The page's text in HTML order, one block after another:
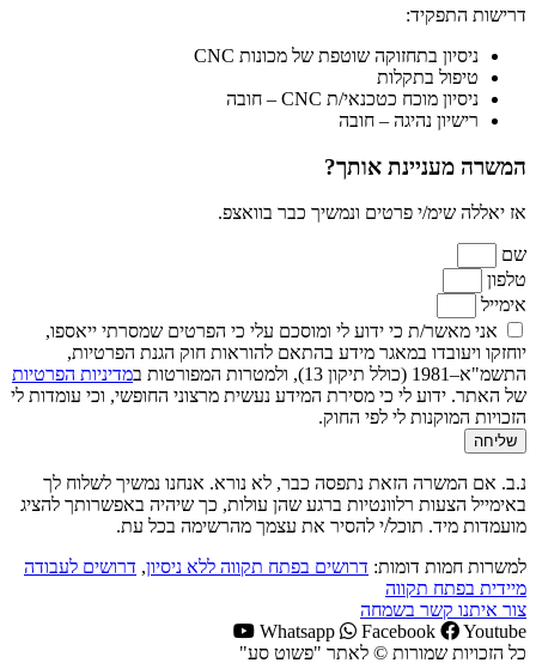
דרישות התפקיד:
ניסיון בתחזוקה שוטפת של מכונות CNC
טיפול בתקלות
ניסיון מוכח כטכנאי/ת CNC – חובה
רישיון נהיגה – חובה
המשרה מעניינת אותך?
אז יאללה שימ/י פרטים ונמשיך כבר בוואצפ.
שם
טלפון
אימייל
אני מאשר/ת כי ידוע לי ומוסכם עלי כי הפרטים שמסרתי ייאספו,
יוחזקו ויעובדו במאגר מידע בהתאם להוראות חוק הגנת הפרטיות,
התשמ"א–1981 (כולל תיקון 13), ולמטרות המפורטות ב
מדיניות הפרטיות
של האתר. ידוע לי כי מסירת המידע נעשית מרצוני החופשי, וכי עומדות לי
הזכויות המוקנות לי לפי החוק.
שליחה
נ.ב. אם המשרה הזאת נתפסה כבר, לא נורא. אנחנו נמשיך לשלוח לך
באימייל הצעות רלוונטיות ברגע שהן עולות, כך שיהיה באפשרותך להציג
מועמדות מיד. תוכל/י להסיר את עצמך מהרשימה בכל עת.
למשרות חמות דומות: דרושים בפתח תקווה ללא ניסיון, דרושים לעבודה
מיידית בפתח תקווה
צור איתנו קשר בשמחה
Whatsapp
Facebook
Youtube
כל הזכויות שמורות © לאתר "פשוט סע"